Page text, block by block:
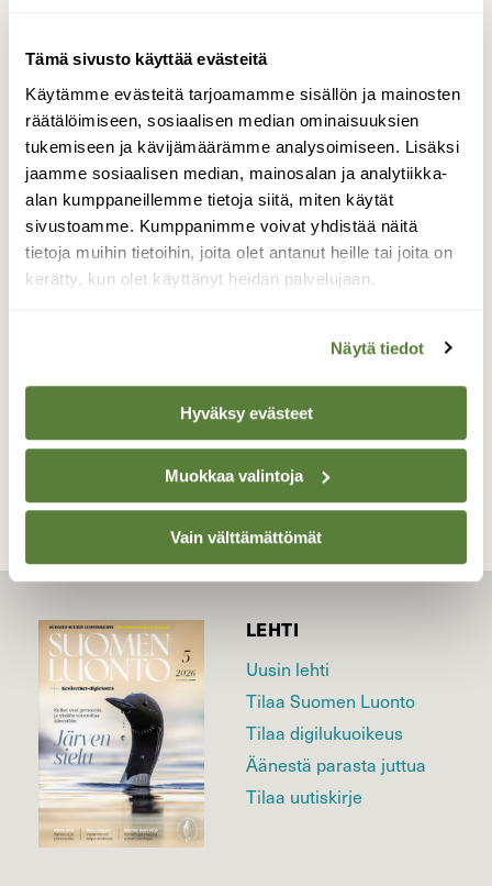
Tämä sivusto käyttää evästeitä
Käytämme evästeitä tarjoamamme sisällön ja mainosten
räätälöimiseen, sosiaalisen median ominaisuuksien
tukemiseen ja kävijämäärämme analysoimiseen. Lisäksi
jaamme sosiaalisen median, mainosalan ja analytiikka-
alan kumppaneillemme tietoja siitä, miten käytät
sivustoamme. Kumppanimme voivat yhdistää näitä
tietoja muihin tietoihin, joita olet antanut heille tai joita on
kerätty, kun olet käyttänyt heidän palvelujaan.
Näytä tiedot
Hyväksy evästeet
Muokkaa valintoja
Vain välttämättömät
Syksy
Karhut on syksyisin jo verkaisempia
liikkeissään ja ovat syöneet itsensä
talviunille menoa varten hyvään painoon
verrattuna kesän alkuun ja kiima-aikaan.
Liikkuvat hitaammin ja makoilevat väliin.
TAKAISIN LISTAAN
LEHTI
Uusin lehti
Tilaa Suomen Luonto
Tilaa digilukuoikeus
Äänestä parasta juttua
Tilaa uutiskirje